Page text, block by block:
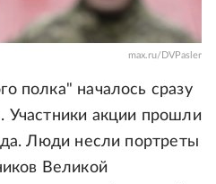
max.ru/DVPasler
полка" началось сразу
акции прошли
Люди несли портреты
Великой